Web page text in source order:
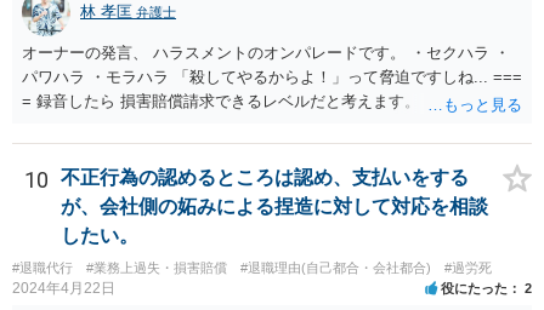
林 孝匡 弁護士
オーナーの発言、 ハラスメントのオンパレードです。 ・セクハラ ・
パワハラ ・モラハラ 「殺してやるからよ！」って脅迫ですしね... ===
= 録音したら 損害賠償請求できるレベルだと考えます。 ━━━━━━
え方 ・パワハラ裁判例については、 私がブログを書いています。 プ
ロフィールのリンクから飛べます。 ご参考になれば幸いです。
10
不正行為の認めるところは認め、支払いをする
が、会社側の妬みによる捏造に対して対応を相談
したい。
#退職代行 #業務上過失・損害賠償 #退職理由(自己都合・会社都合) #過労死
2024年4月22日 役にたった 2